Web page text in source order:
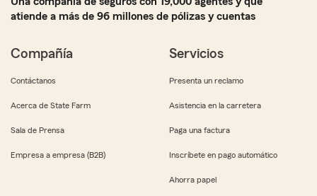
atiende a más de 96 millones de pólizas y cuentas
Compañía
Contáctanos
Acerca de State Farm
Sala de Prensa
Empresa a empresa (B2B)
Servicios
Presenta un reclamo
Asistencia en la carretera
Paga una factura
Inscríbete en pago automático
Ahorra papel